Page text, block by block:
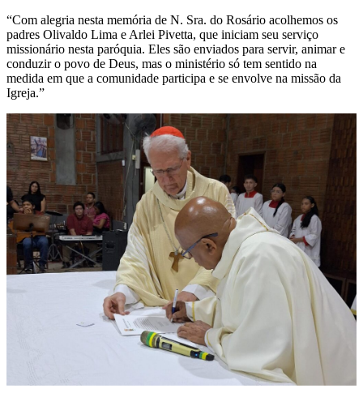
“Com alegria nesta memória de N. Sra. do Rosário acolhemos os
padres Olivaldo Lima e Arlei Pivetta, que iniciam seu serviço
missionário nesta paróquia. Eles são enviados para servir, animar e
conduzir o povo de Deus, mas o ministério só tem sentido na
medida em que a comunidade participa e se envolve na missão da
Igreja.”